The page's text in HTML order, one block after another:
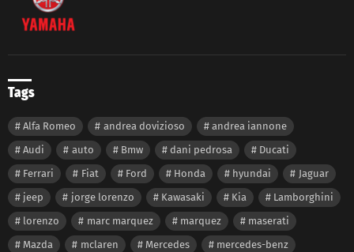
Tags
Alfa Romeo andrea dovizioso
andrea iannone
Audi
auto Bmw dani pedrosa
Ducati
Ferrari
Fiat Ford Honda hyundai
Jaguar
jeep
jorge lorenzo Kawasaki Kia
Lamborghini
lorenzo
marc marquez marquez
maserati
Mazda
mclaren Mercedes
mercedes-benz